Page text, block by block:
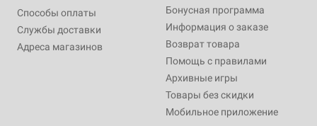
Способы оплаты
Службы доставки
Адреса магазинов
Бонусная программа
Информация о заказе
Возврат товара
Помощь с правилами
Архивные игры
Товары без скидки
Мобильное приложение